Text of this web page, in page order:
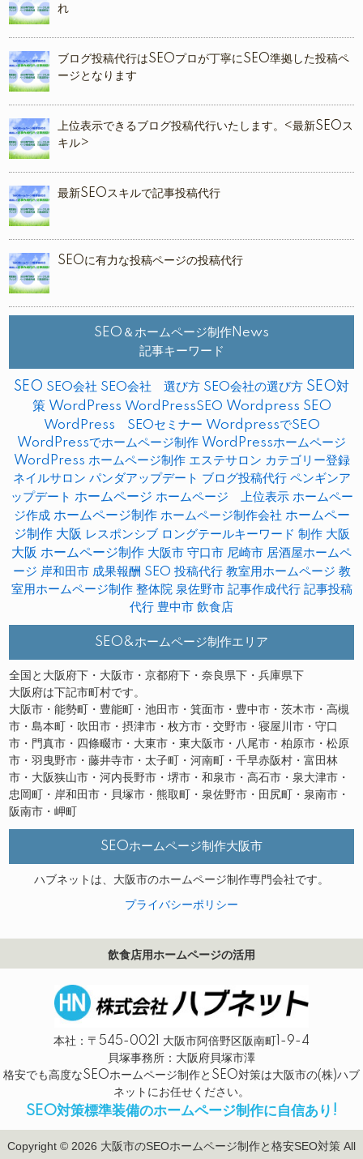
れ
ブログ投稿代行はSEOプロが丁寧にSEO準拠した投稿ペ
ージとなります
上位表示できるブログ投稿代行いたします。<最新SEOス
キル>
最新SEOスキルで記事投稿代行
SEOに有力な投稿ページの投稿代行
SEO＆ホームページ制作News
記事キーワード
SEO SEO会社 SEO会社 選び方 SEO会社の選び方 SEO対
策 WordPress WordPressSEO Wordpress SEO
WordPress SEOセミナー WordpressでSEO
WordPressでホームページ制作 WordPressホームページ
WordPress ホームページ制作 エステサロン カテゴリー登録
ネイルサロン パンダアップデート ブログ投稿代行 ペンギンア
ップデート ホームページ ホームページ 上位表示 ホームペー
ジ作成 ホームページ制作 ホームページ制作会社 ホームペー
ジ制作 大阪 レスポンシブ ロングテールキーワード 制作 大阪
大阪 ホームページ制作 大阪市 守口市 尼崎市 居酒屋ホームペ
ージ 岸和田市 成果報酬 SEO 投稿代行 教室用ホームページ 教
室用ホームページ制作 整体院 泉佐野市 記事作成代行 記事投稿
代行 豊中市 飲食店
SEO&ホームページ制作エリア
全国と大阪府下・大阪市・京都府下・奈良県下・兵庫県下
大阪府は下記市町村です。
大阪市・能勢町・豊能町・池田市・箕面市・豊中市・茨木市・高槻
市・島本町・吹田市・摂津市・枚方市・交野市・寝屋川市・守口
市・門真市・四條畷市・大東市・東大阪市・八尾市・柏原市・松原
市・羽曳野市・藤井寺市・太子町・河南町・千早赤阪村・富田林
市・大阪狭山市・河内長野市・堺市・和泉市・高石市・泉大津市・
忠岡町・岸和田市・貝塚市・熊取町・泉佐野市・田尻町・泉南市・
阪南市・岬町
SEOホームページ制作大阪市
ハブネットは、大阪市のホームページ制作専門会社です。
プライバシーポリシー
飲食店用ホームページの活用
本社：〒545-0021 大阪市阿倍野区阪南町1-9-4
貝塚事務所：大阪府貝塚市澤
格安でも高度なSEOホームページ制作とSEO対策は大阪市の(株)ハブ
ネットにお任せください。
SEO対策標準装備のホームページ制作に自信あり!
Copyright © 2026 大阪市のSEOホームページ制作と格安SEO対策 All